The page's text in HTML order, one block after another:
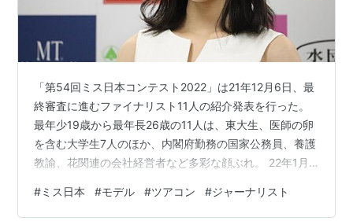
「第54回ミス日本コンテスト2022」は21年12月6日、最
終審査に進むファイナリスト11人の紹介発表を行った。
最年少19歳から最年長26歳の11人は、東大生、医師の卵
を含む大学生7人のほか、内閣府勤務の国家公務員、養護
教諭、花関連の会社経営者など多彩な顔ぶれ。 22年1月
賞が選出される。 第3弾では「将来の夢は〇〇」なファ
#ミス日本 #モデル #ツアコン #ジャーナリスト